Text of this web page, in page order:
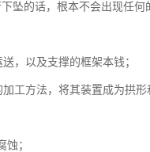
坠的话，根本不会出现任何
，以及支撑的框架本钱；
工方法，将其装置成为拱
；